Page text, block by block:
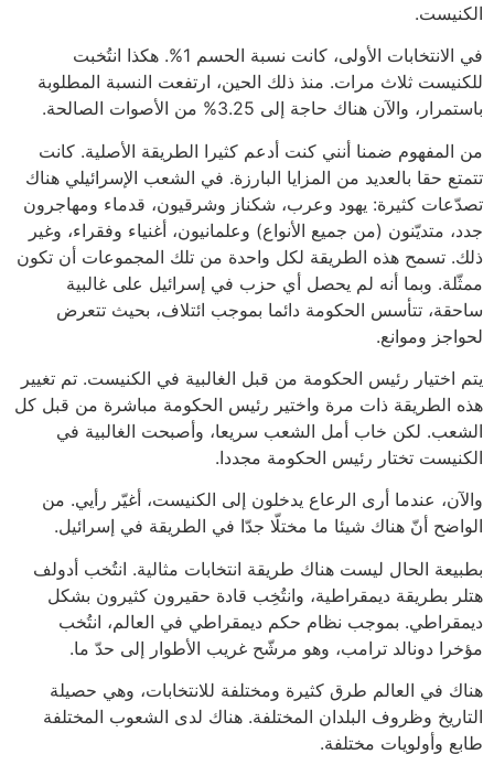
الكنيست.
في الانتخابات الأولى، كانت نسبة الحسم 1%. هكذا انتُخبت
للكنيست ثلاث مرات. منذ ذلك الحين، ارتفعت النسبة المطلوبة
باستمرار، والآن هناك حاجة إلى 3.25% من الأصوات الصالحة.
من المفهوم ضمنا أنني كنت أدعم كثيرا الطريقة الأصلية. كانت
تتمتع حقا بالعديد من المزايا البارزة. في الشعب الإسرائيلي هناك
تصدّعات كثيرة: يهود وعرب، شكناز وشرقيون، قدماء ومهاجرون
جدد، متديّنون (من جميع الأنواع) وعلمانيون، أغنياء وفقراء، وغير
ذلك. تسمح هذه الطريقة لكل واحدة من تلك المجموعات أن تكون
ممثّلة. وبما أنه لم يحصل أي حزب في إسرائيل على غالبية
ساحقة، تتأسس الحكومة دائما بموجب ائتلاف، بحيث تتعرض
لحواجز وموانع.
يتم اختيار رئيس الحكومة من قبل الغالبية في الكنيست. تم تغيير
هذه الطريقة ذات مرة واختير رئيس الحكومة مباشرة من قبل كل
الشعب. لكن خاب أمل الشعب سريعا، وأصبحت الغالبية في
الكنيست تختار رئيس الحكومة مجددا.
والآن، عندما أرى الرعاع يدخلون إلى الكنيست، أغيّر رأيي. من
الواضح أنّ هناك شيئا ما مختلّا جدّا في الطريقة في إسرائيل.
بطبيعة الحال ليست هناك طريقة انتخابات مثالية. انتُخب أدولف
هتلر بطريقة ديمقراطية، وانتُخِب قادة حقيرون كثيرون بشكل
ديمقراطي. بموجب نظام حكم ديمقراطي في العالم، انتُخب
مؤخرا دونالد ترامب، وهو مرشّح غريب الأطوار إلى حدّ ما.
هناك في العالم طرق كثيرة ومختلفة للانتخابات، وهي حصيلة
التاريخ وظروف البلدان المختلفة. هناك لدى الشعوب المختلفة
طابع وأولويات مختلفة.